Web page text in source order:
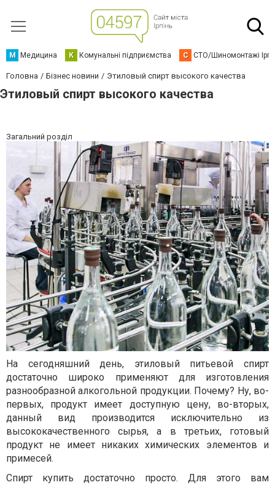
М Медицина К Комунальні підприємства С СТО/Шиномонтажі
Головна Бізнес новини Этиловый спирт высокого качества
Этиловый спирт высокого качества
Загальний розділ
На сегодняшний день, этиловый питьевой спирт
достаточно широко применяют для изготовления
разнообразной алкогольной продукции. Почему? Ну, во-
первых, продукт имеет доступную цену, во-вторых,
данный вид производится исключительно из
высококачественного сырья, а в третьих, готовый
продукт не имеет никаких химических элементов и
примесей.
Спирт купить достаточно просто. Для этого вам